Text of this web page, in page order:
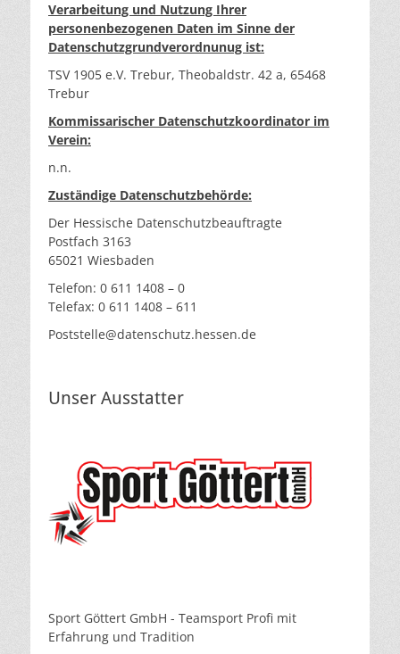
Verarbeitung und Nutzung Ihrer
personenbezogenen Daten im Sinne der
Datenschutzgrundverordnunug ist:
TSV 1905 e.V. Trebur, Theobaldstr. 42 a, 65468
Trebur
Kommissarischer Datenschutzkoordinator im
Verein:
n.n.
Zuständige Datenschutzbehörde:
Der Hessische Datenschutzbeauftragte
Postfach 3163
65021 Wiesbaden
Telefon: 0 611 1408 – 0
Telefax: 0 611 1408 – 611
Poststelle@datenschutz.hessen.de
Unser Ausstatter
Sport Göttert GmbH - Teamsport Profi mit
Erfahrung und Tradition